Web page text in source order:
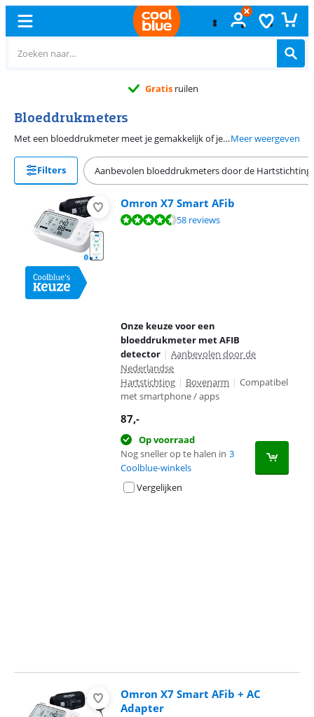
Gratisruilen
Bloeddrukmeters
Met een bloeddrukmeter meet je gemakkelijk of je een te hoge of een te lage bloeddruk hebt. Een hoge bloeddruk voel je vaak zelf niet, maar verhoogt wel je kans op een beroerte of hartaanval. Gelukkig meet je thuis gemakkelijk je bloeddruk met een bovenarm of een pols bloeddrukmeter. De polsbloeddrukmeter is klein waardoor je makkelijk onderweg metingen uitvoert. De Hartstichting raadt de bovenarmmeter aan omdat deze het meest betrouwbaar is. Bij een thuismeting mag de bovendruk niet hoger zijn dan 135 mmHg en moet de onderdruk onder de 85 mmHg blijven.Meer weergeven
Filters Aanbevolen bloeddrukmeters door de Hartstichting
Omron X7 Smart AFib
Beoordeling is 9,0 van de 10, gebaseerd op 58 reviews.
58 reviews
Onze keuze voor een
bloeddrukmeter met AFIB
detector | Aanbevolen door de
Nederlandse
Hartstichting | Bovenarm | Compatibel
met smartphone / apps
87,-
Op voorraad
Nog sneller op te halen in 3
Coolblue-winkels
Vergelijken
Omron X7 Smart AFib + AC
Adapter